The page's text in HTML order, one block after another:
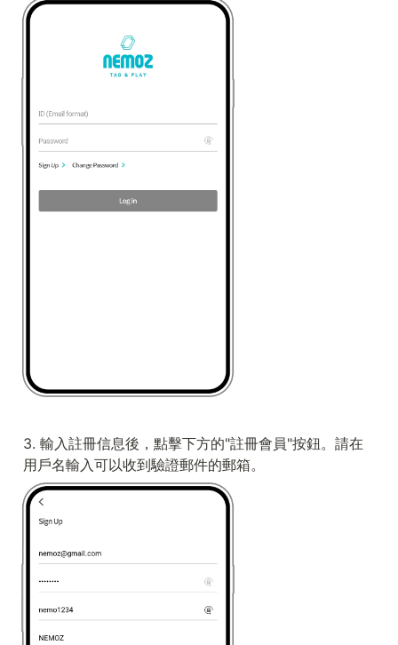
3. 輸入註冊信息後，點擊下方的"註冊會員"按鈕。請在
用戶名輸入可以收到驗證郵件的郵箱。